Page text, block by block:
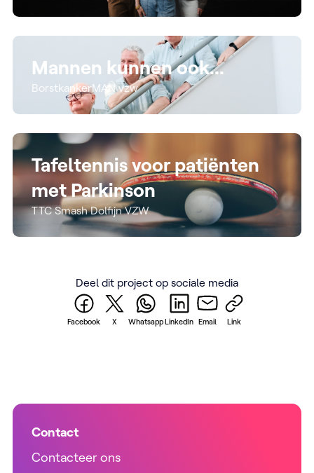
Mannen kunnen ook...
BorstkankerMAN vzw
Tafeltennis voor patiënten
met Parkinson
TTC Smash Dolfijn VZW
Deel dit project op sociale media
Facebook X WhatsappLinkedIn Email Link
Contact
Contacteer ons